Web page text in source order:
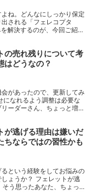
ね。どんなにしっかり保定
される「フェレコプタ
解決するのが、今回ご紹介
の売れ残りについて考
はどうなの？
があったので、更新してみ
になれるよう調整は必要な
ーダーさん、ちょっと増や
が逃げる理由は嫌いだ
ちならではの習性かも
という経験をしてお悩みの
ょうか？ フェレットが逃
う思ったあなた、ちょっ